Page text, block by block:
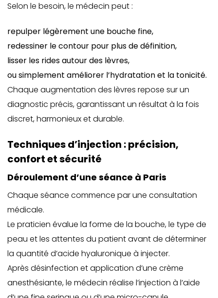
Selon le besoin, le médecin peut :
repulper légèrement une bouche fine,
redessiner le contour pour plus de définition,
lisser les rides autour des lèvres,
ou simplement améliorer l’hydratation et la tonicité.
Chaque augmentation des lèvres repose sur un
diagnostic précis, garantissant un résultat à la fois
discret, harmonieux et durable.
Techniques d’injection : précision,
confort et sécurité
Déroulement d’une séance à Paris
Chaque séance commence par une consultation
médicale.
Le praticien évalue la forme de la bouche, le type de
peau et les attentes du patient avant de déterminer
la quantité d’acide hyaluronique à injecter.
Après désinfection et application d’une crème
anesthésiante, le médecin réalise l’injection à l’aide